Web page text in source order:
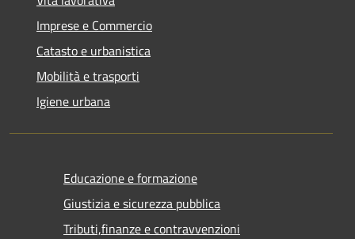
Imprese e Commercio
Catasto e urbanistica
Mobilità e trasporti
Igiene urbana
Educazione e formazione
Giustizia e sicurezza pubblica
Tributi,finanze e contravvenzioni